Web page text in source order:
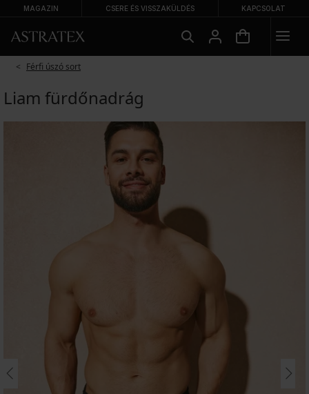
MAGAZIN CSERE ÉS VISSZAKÜLDÉS KAPCSOLAT
Férfi úszó sort
Liam fürdőnadrág